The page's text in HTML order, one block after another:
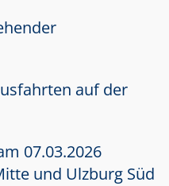
auf der
07.03.2026
und Ulzburg Süd